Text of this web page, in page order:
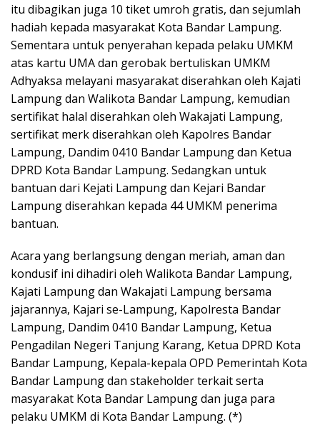
itu dibagikan juga 10 tiket umroh gratis, dan sejumlah
hadiah kepada masyarakat Kota Bandar Lampung.
Sementara untuk penyerahan kepada pelaku UMKM
atas kartu UMA dan gerobak bertuliskan UMKM
Adhyaksa melayani masyarakat diserahkan oleh Kajati
Lampung dan Walikota Bandar Lampung, kemudian
sertifikat halal diserahkan oleh Wakajati Lampung,
sertifikat merk diserahkan oleh Kapolres Bandar
Lampung, Dandim 0410 Bandar Lampung dan Ketua
DPRD Kota Bandar Lampung. Sedangkan untuk
bantuan dari Kejati Lampung dan Kejari Bandar
Lampung diserahkan kepada 44 UMKM penerima
bantuan.
Acara yang berlangsung dengan meriah, aman dan
kondusif ini dihadiri oleh Walikota Bandar Lampung,
Kajati Lampung dan Wakajati Lampung bersama
jajarannya, Kajari se-Lampung, Kapolresta Bandar
Lampung, Dandim 0410 Bandar Lampung, Ketua
Pengadilan Negeri Tanjung Karang, Ketua DPRD Kota
Bandar Lampung, Kepala-kepala OPD Pemerintah Kota
Bandar Lampung dan stakeholder terkait serta
masyarakat Kota Bandar Lampung dan juga para
pelaku UMKM di Kota Bandar Lampung. (*)